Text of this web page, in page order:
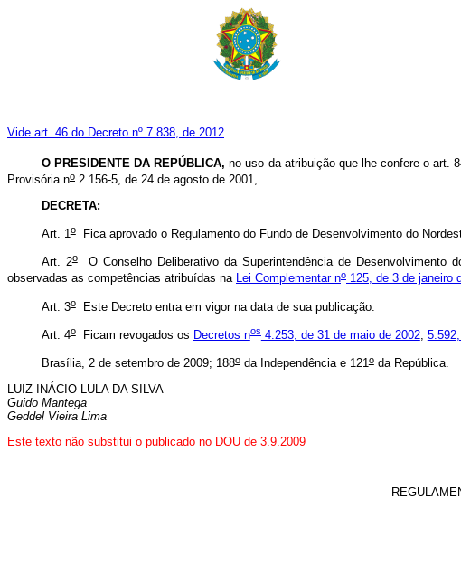
Vide art. 46 do Decreto nº 7.838, de 2012
O PRESIDENTE DA REPÚBLICA, no uso da atribuição que lhe confere o art.
Provisória no 2.156-5, de 24 de agosto de 2001,
DECRETA:
Art. 1oFica aprovado o Regulamento do Fundo de Desenvolvimento do
Art. 2oO Conselho Deliberativo da Superintendência de Desenvolvimento
observadas as competências atribuídas na Lei Complementar no 125, de 3 de janeiro
Art. 3oEste Decreto entra em vigor na data de sua publicação.
Art. 4oFicam revogados os Decretos nos4.253, de 31 de maio de 2002,
Brasília, 2 de setembro de 2009; 188oda Independência e 121oda República.
LUIZ INÁCIO LULA DA SILVA
Guido Mantega
Geddel Vieira Lima
Este texto não substitui o publicado no DOU de 3.9.2009